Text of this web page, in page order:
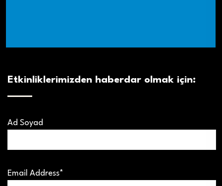
Etkinliklerimizden haberdar olmak için:
Ad Soyad
Email Address*